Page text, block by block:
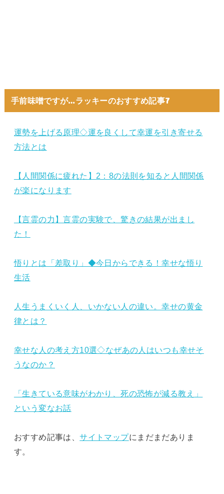
手前味噌ですが…ラッキーのおすすめ記事7
運勢を上げる原理◇運を良くして幸運を引き寄せる
方法とは
【人間関係に疲れた】2：8の法則を知ると人間関係
が楽になります
【言霊の力】言霊の実験で、驚きの結果が出まし
た！
悟りとは「差取り」◆今日からできる！幸せな悟り
生活
人生うまくいく人、いかない人の違い。幸せの黄金
律とは？
幸せな人の考え方10選◇なぜあの人はいつも幸せそ
うなのか？
「生きている意味がわかり、死の恐怖が減る教え」
という変なお話
おすすめ記事は、サイトマップにまだまだありま
す。